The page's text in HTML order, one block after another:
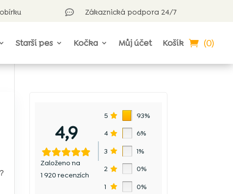
 Zákaznická podpora 24/7
Starší pes Kočka Můj účet Košík (0)
4,9
Založeno na
1 920 recenzích
5 93%
4 6%
3 1%
2 0%
1 0%